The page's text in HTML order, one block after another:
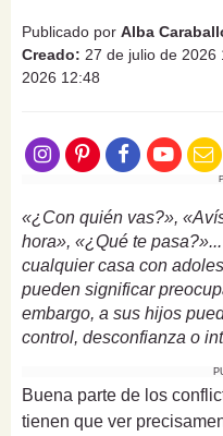
Publicado por Alba
Creado: 27 de julio de 2026
2026 12:48
«¿Con quién vas?»,
hora», «¿Qué te
cualquier casa con
pueden significar
embargo, a sus hijos
control, desconfianza o
Buena parte de los
tienen que ver